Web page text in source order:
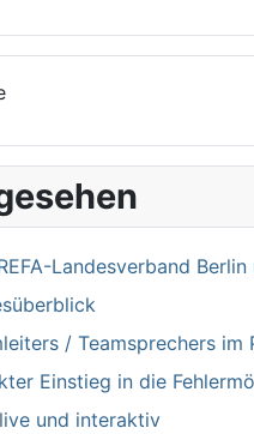
Landesverband Berlin
/ Teamsprechers im
Einstieg in die
und interaktiv